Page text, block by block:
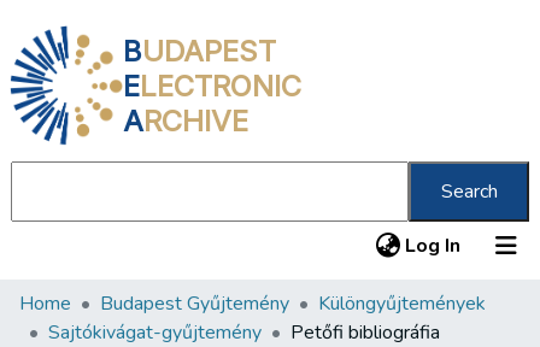
BUDAPEST
ELECTRONIC
ARCHIVE
Search
Log In (current)
Communities & Collections
Home Budapest Gyűjtemény
Különgyűjtemények
Sajtókivágat-gyűjtemény
Petőfi bibliográfia